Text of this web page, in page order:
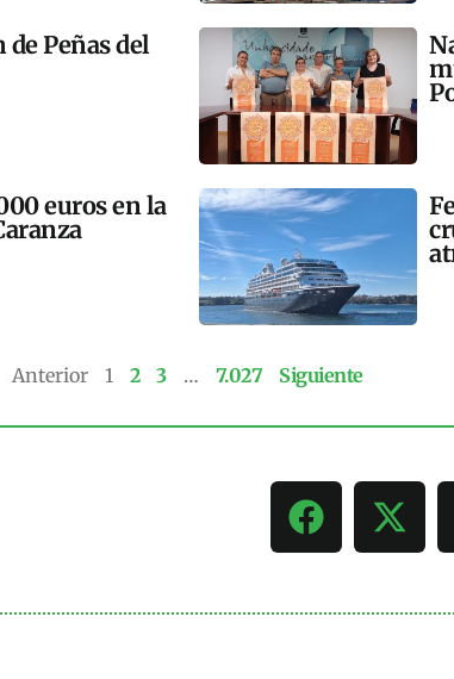
de Peñas del
euros en la
Anterior 1 2 3 … 7.027 Siguiente